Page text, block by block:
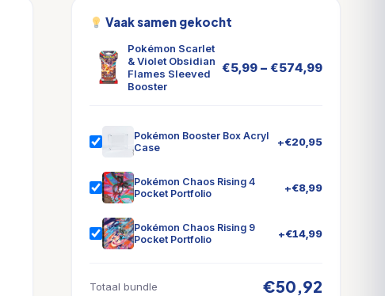
Vaak samen gekocht
Pokémon Scarlet
& Violet Obsidian
Flames Sleeved
Booster
€5,99 – €574,99
Pokémon Booster Box Acryl
Case
+€20,95
Pokémon Chaos Rising 4
Pocket Portfolio
+€8,99
Pokémon Chaos Rising 9
Pocket Portfolio
+€14,99
Totaal bundle €50,92